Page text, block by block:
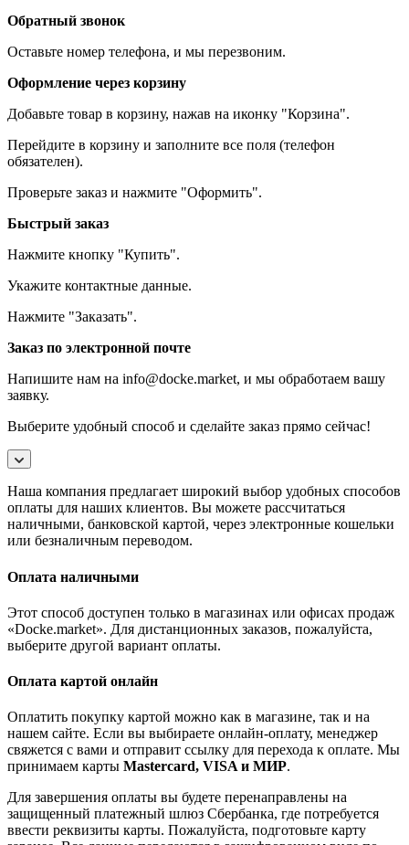
Обратный звонок
Оставьте номер телефона, и мы перезвоним.
Оформление через корзину
Добавьте товар в корзину, нажав на иконку "Корзина".
Перейдите в корзину и заполните все поля (телефон
обязателен).
Проверьте заказ и нажмите "Оформить".
Быстрый заказ
Нажмите кнопку "Купить".
Укажите контактные данные.
Нажмите "Заказать".
Заказ по электронной почте
Напишите нам на info@docke.market, и мы обработаем вашу
заявку.
Выберите удобный способ и сделайте заказ прямо сейчас!
Наша компания предлагает широкий выбор удобных способов
оплаты для наших клиентов. Вы можете рассчитаться
наличными, банковской картой, через электронные кошельки
или безналичным переводом.
Оплата наличными
Этот способ доступен только в магазинах или офисах продаж
«Docke.market». Для дистанционных заказов, пожалуйста,
выберите другой вариант оплаты.
Оплата картой онлайн
Оплатить покупку картой можно как в магазине, так и на
нашем сайте. Если вы выбираете онлайн-оплату, менеджер
свяжется с вами и отправит ссылку для перехода к оплате. Мы
принимаем карты Mastercard, VISA и МИР.
Для завершения оплаты вы будете перенаправлены на
защищенный платежный шлюз Сбербанка, где потребуется
ввести реквизиты карты. Пожалуйста, подготовьте карту